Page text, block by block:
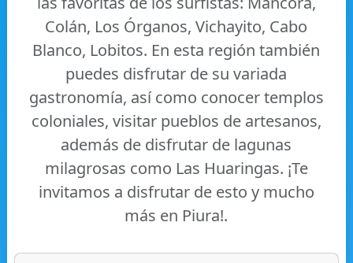
Colán, Los Órganos, Vichayito, Cabo
Blanco, Lobitos. En esta región también
puedes disfrutar de su variada
gastronomía, así­ como conocer templos
coloniales, visitar pueblos de artesanos,
además de disfrutar de lagunas
milagrosas como Las Huaringas. ¡Te
invitamos a disfrutar de esto y mucho
más en Piura!.